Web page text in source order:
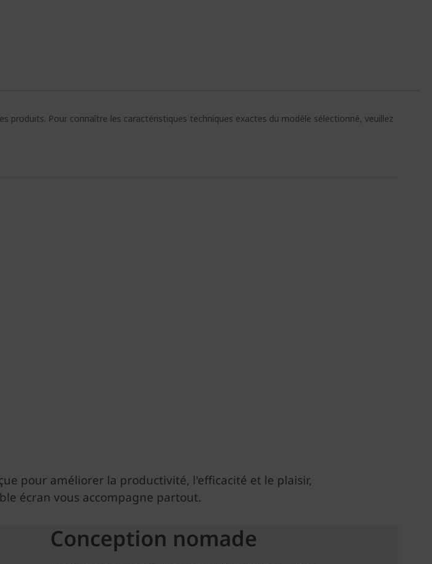
produits. Pour connaître les caractéristiques techniques exactes du modèle sélectionné, veuillez